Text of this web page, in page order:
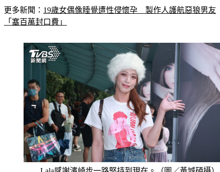
「塞百萬封口費」
Lala感謝濱崎步一路堅持到現在。（圖／黃城碩攝）